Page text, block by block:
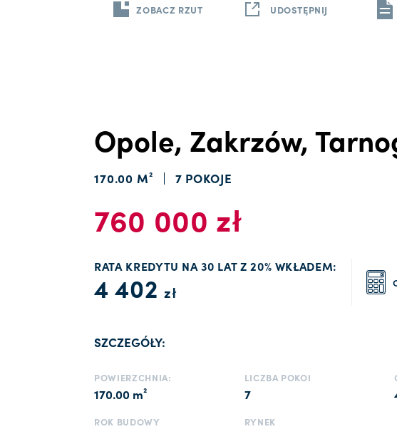
ZOBACZ RZUT UDOSTĘPNIJ
Opole, Zakrzów,
170.00 M² 7 POKOJE
760 000 zł
RATA KREDYTU NA 30 LAT Z 20% WKŁADEM:
4 402 zł
SZCZEGÓŁY:
POWIERZCHNIA:
170.00 m²
LICZBA POKOI
7
ROK BUDOWY RYNEK